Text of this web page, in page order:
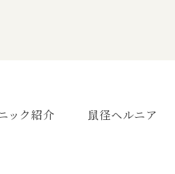
ック紹介 鼠径ヘルニア